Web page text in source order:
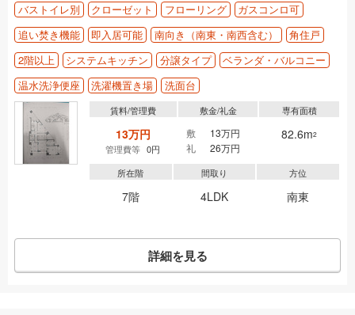
バストイレ別
クローゼット フローリング
ガスコンロ可
追い焚き機能
即入居可能 南向き（南東・南西含む）
角住戸
2階以上
システムキッチン 分譲タイプ
ベランダ・バルコニー
温水洗浄便座
洗濯機置き場 洗面台
賃料/管理費
13万円
管理費等 0円
敷金/礼金
敷
13万円
礼
26万円
専有面積
82.6m2
所在階
7階
間取り
4LDK
方位
南東
詳細を見る